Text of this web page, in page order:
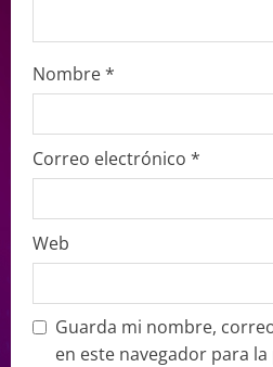
Nombre*
Correo electrónico *
Web
Guarda mi nombre,
en este navegador para